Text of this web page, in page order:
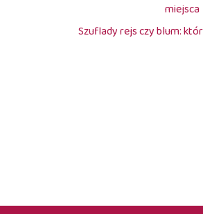
miejsca
Szuflady rejs czy blum: